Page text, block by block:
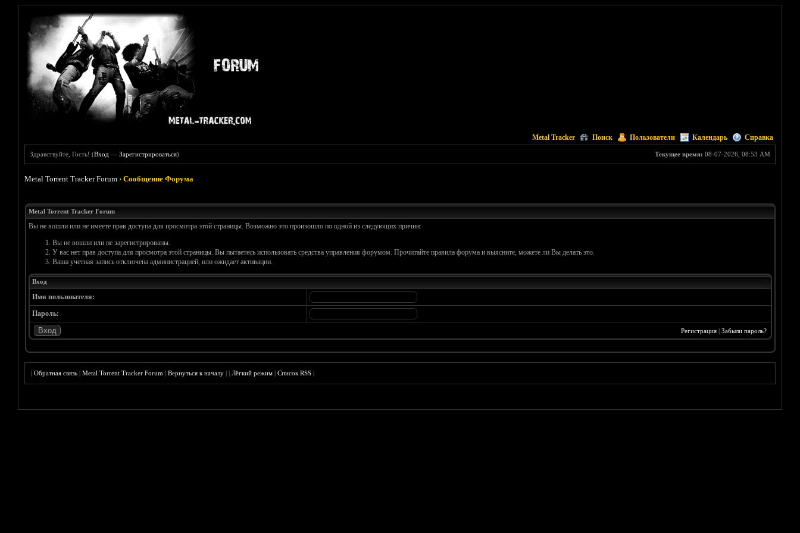
Metal Tracker Поиск Пользователи Календарь Справка
Текущее время: 08-07-2026, 08:53 AM
Здравствуйте, Гость! (Вход —Зарегистрироваться)
Metal Torrent Tracker Forum ›Сообщение Форума
Metal Torrent Tracker Forum
Вы не вошли или не имеете прав доступа для просмотра этой страницы. Возможно это произошло по одной из следующих причин:
Вы не вошли или не зарегистрированы.
У вас нет прав доступа для просмотра этой страницы. Вы пытаетесь использовать средства управления форумом. Прочитайте правила форума и выясните, можете ли Вы делать это.
Ваша учетная запись отключена администрацией, или ожидает активации.
Вход
Имя пользователя:
Пароль:
Регистрация| Забыли пароль?
|Обратная связь |Metal Torrent Tracker Forum |Вернуться к началу ||Лёгкий режим |Список RSS |